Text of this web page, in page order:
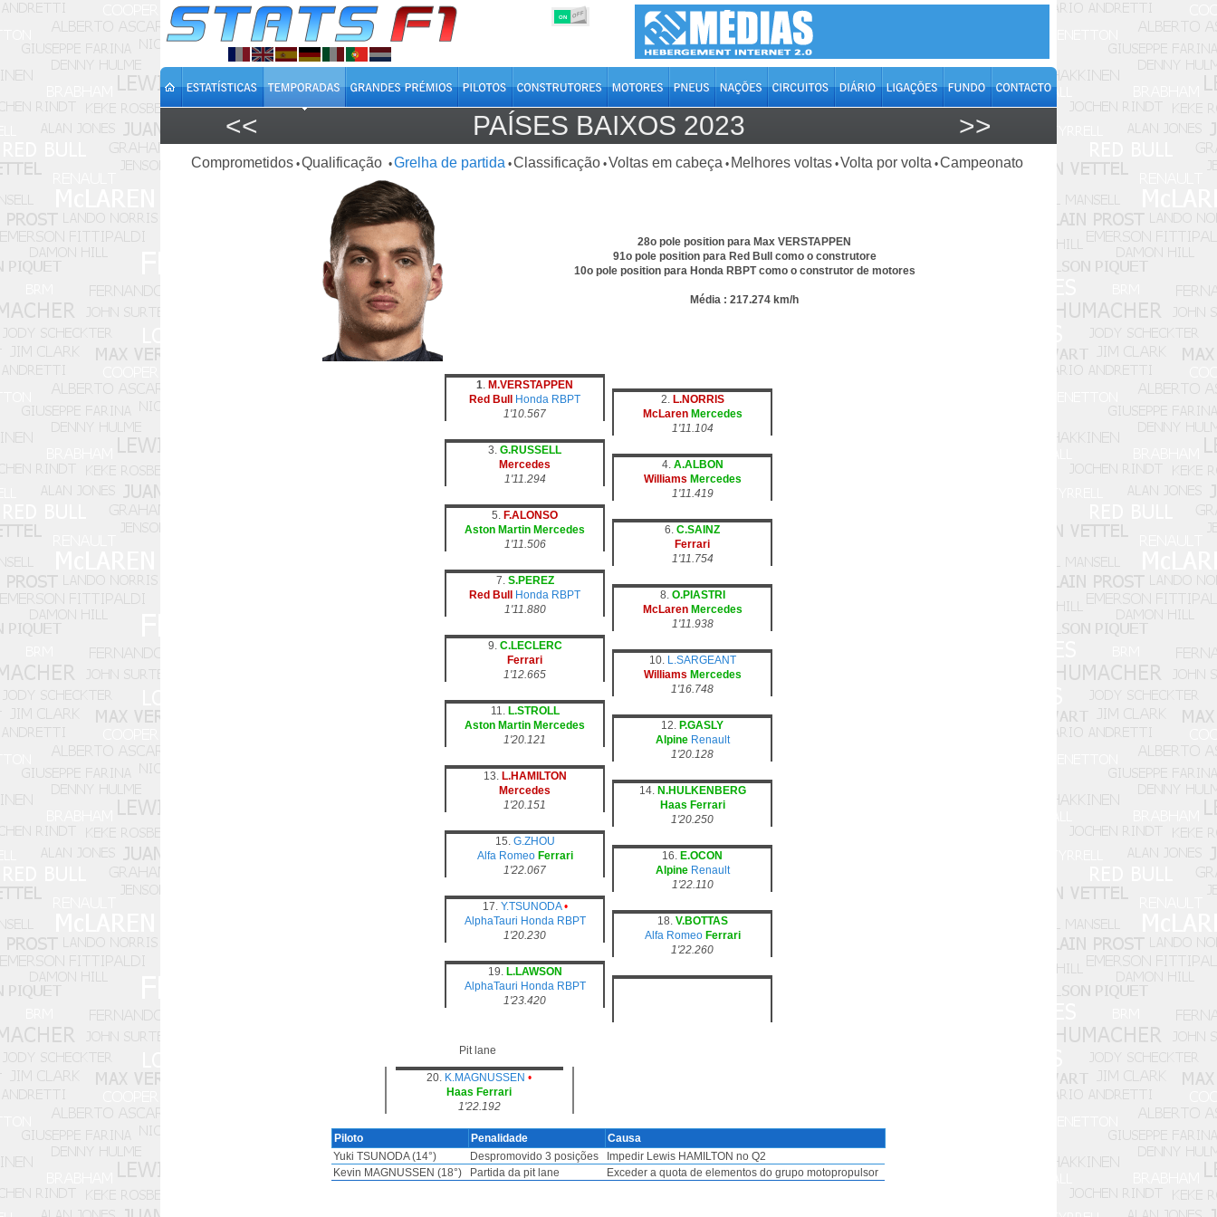
ON OFF
<< PAÍSES BAIXOS 2023 >>
Comprometidos •Qualificação •Grelha de partida •Classificação •Voltas em cabeça • Melhores voltas •Volta por volta •Campeonato
28o pole position para Max VERSTAPPEN
91o pole position para Red Bull como o construtore
10o pole position para Honda RBPT como o construtor de motores
Média : 217.274 km/h
1. M.VERSTAPPEN
Red Bull
Honda RBPT
1'10.567
2. L.NORRIS
McLaren Mercedes
1'11.104
3. G.RUSSELL
Mercedes
1'11.294
4. A.ALBON
Williams Mercedes
1'11.419
5. F.ALONSO
Aston Martin Mercedes
1'11.506
6. C.SAINZ
Ferrari
1'11.754
7. S.PEREZ
Red Bull
Honda RBPT
1'11.880
8. O.PIASTRI
McLaren Mercedes
1'11.938
9. C.LECLERC
Ferrari
1'12.665
10. L.SARGEANT
Williams Mercedes
1'16.748
11. L.STROLL
Aston Martin Mercedes
1'20.121
12. P.GASLY
Alpine Renault
1'20.128
13. L.HAMILTON
Mercedes
1'20.151
14. N.HULKENBERG
Haas Ferrari
1'20.250
15. G.ZHOU
Alfa Romeo Ferrari
1'22.067
16. E.OCON
Alpine Renault
1'22.110
17. Y.TSUNODA •
AlphaTauri Honda RBPT
1'20.230
18. V.BOTTAS
Alfa Romeo Ferrari
1'22.260
19. L.LAWSON
AlphaTauri Honda RBPT
1'23.420
Pit lane
20. K.MAGNUSSEN •
Haas Ferrari
1'22.192
Piloto Penalidade
Causa
Yuki TSUNODA (14°)
Despromovido 3 posições
Impedir Lewis HAMILTON no Q2
Kevin MAGNUSSEN (18°)
Partida da pit lane Exceder a quota de elementos do grupo motopropulsor